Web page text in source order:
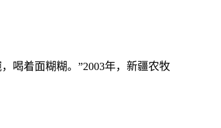
喝着面糊糊。”2003年，新疆农牧